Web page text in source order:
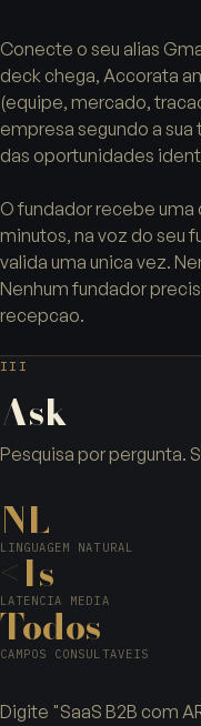
Conecte o seu alias
deck chega, Accorata
(equipe, mercado,
empresa segundo a
das oportunidades
O fundador recebe
minutos, na voz do seu
valida uma unica vez.
Nenhum fundador
recepcao.
III
Ask
Pesquisa por pergunta.
NL
LINGUAGEM NATURAL
<1s
LATENCIA MEDIA
Todos
CAMPOS CONSULTAVEIS
Digite "SaaS B2B com